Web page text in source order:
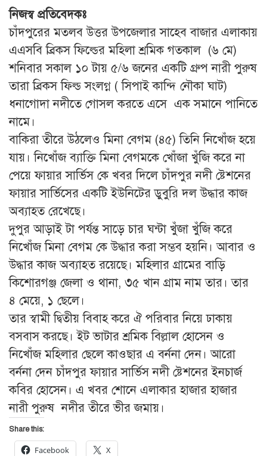
নিজস্ব প্রতিবেদকঃ
চাঁদপুরের মতলব উত্তর উপজেলার সাহেব বাজার এলাকায়
এএসবি ব্রিকস ফিল্ডের মহিলা শ্রমিক গতকাল (৬ মে)
শনিবার সকাল ১০ টায় ৫/৬ জনের একটি গ্রুপ নারী পুরুষ
তারা ব্রিকস ফিল্ড সংলগ্ন ( সিপাই কান্দি নৌকা ঘাট)
ধনাগোদা নদীতে গোসল করতে এসে এক সমানে পানিতে
নামে।
বাকিরা তীরে উঠলেও মিনা বেগম (৪৫) তিনি নিখোঁজ হয়ে
যায়। নিখোঁজ ব্যাক্তি মিনা বেগমকে খোঁজা খুঁজি করে না
পেয়ে ফায়ার সার্ভিস কে খবর দিলে চাঁদপুর নদী ষ্টেশনের
ফায়ার সার্ভিসের একটি ইউনিটের ডুবুরি দল উদ্ধার কাজ
অব্যাহত রেখেছে।
দুপুর আড়াই টা পর্যন্ত সাড়ে চার ঘন্টা খুঁজা খুঁজি করে
নিখোঁজ মিনা বেগম কে উদ্ধার করা সম্ভব হয়নি। আবার ও
উদ্ধার কাজ অব্যাহত রয়েছে। মহিলার গ্রামের বাড়ি
কিশোরগঞ্জ জেলা ও থানা, ৩৫ খান গ্রাম নাম তার। তার
৪ মেয়ে, ১ ছেলে।
তার স্বামী দ্বিতীয় বিবাহ করে ঐ পরিবার নিয়ে ঢাকায়
বসবাস করছে। ইট ভাটার শ্রমিক বিল্লাল হোসেন ও
নিখোঁজ মহিলার ছেলে কাওছার এ বর্ননা দেন। আরো
বর্ননা দেন চাঁদপুর ফায়ার সার্ভিস নদী ষ্টেশনের ইনচার্জ
কবির হোসেন। এ খবর শোনে এলাকার হাজার হাজার
নারী পুরুষ নদীর তীরে ভীর জমায়।
Share this:
Facebook X